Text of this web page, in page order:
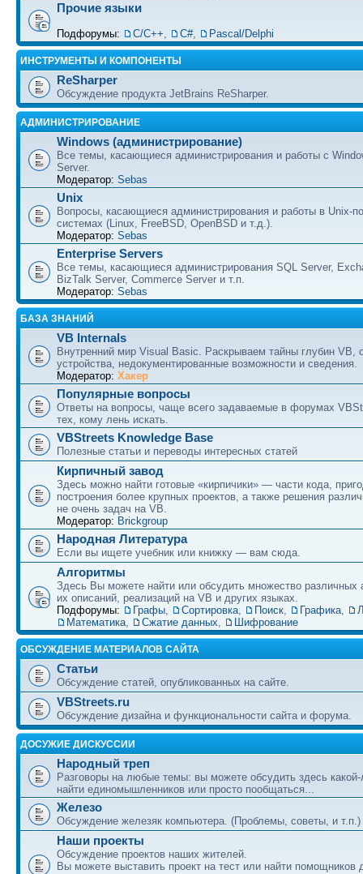
Прочие языки
Подфорумы: С/С++, C#, Pascal/Delphi
ИНСТРУМЕНТЫ И КОМПОНЕНТЫ
ReSharper
Обсуждение продукта JetBrains ReSharper.
АДМИНИСТРИРОВАНИЕ
Windows (администрирование)
Все темы, касающиеся администрирования и работы с
Server.
Модератор: Sebas
Unix
Вопросы, касающиеся администрирования и работы в Unix-
системах (Linux, FreeBSD, OpenBSD и т.д.).
Модератор: Sebas
Enterprise Servers
Все темы, касающиеся администрирования SQL Server,
BizTalk Server, Commerce Server и т.п.
Модератор: Sebas
БАЗА ЗНАНИЙ
VB Internals
Внутренний мир Visual Basic. Раскрываем тайны глубин VB,
устройства, недокументированные возможности и сведения.
Модератор: Хакер
Популярные вопросы
Ответы на вопросы, чаще всего задаваемые в форумах
тех, кому лень искать.
VBStreets Knowledge Base
Полезные статьи и переводы интересных статей
Кирпичный завод
Здесь можно найти готовые «кирпичики» — части кода,
построения более крупных проектов, а также решения
не очень задач на VB.
Модератор: Brickgroup
Народная Литература
Если вы ищете учебник или книжку — вам сюда.
Алгоритмы
Здесь Вы можете найти или обсудить множество различных
их описаний, реализаций на VB и других языках.
Подфорумы:
Графы, Сортировка, Поиск, Графика,
Математика, Сжатие данных, Шифрование
ОБСУЖДЕНИЕ МАТЕРИАЛОВ САЙТА
Статьи
Обсуждение статей, опубликованных на сайте.
VBStreets.ru
Обсуждение дизайна и функциональности сайта и форума.
ДОСУЖИЕ ДИСКУССИИ
Народный треп
Разговоры на любые темы: вы можете обсудить здесь какой-
найти единомышленников или просто пообщаться...
Железо
Обсуждение железяк компьютера. (Проблемы, советы, и т.п.)
Наши проекты
Обсуждение проектов наших жителей.
Вы можете выставить проект на тест или найти помощников